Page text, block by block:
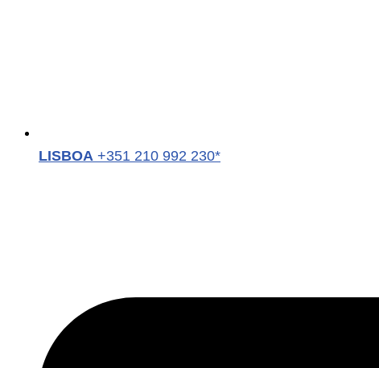
LISBOA +351 210 992 230*